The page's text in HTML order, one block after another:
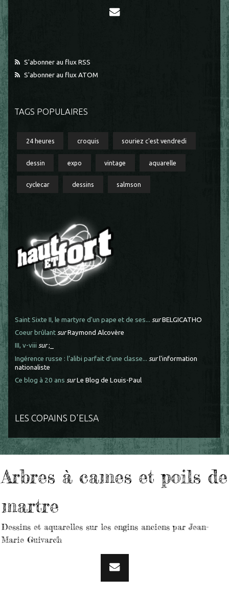
S'abonner au flux RSS
S'abonner au flux ATOM
TAGS POPULAIRES
24 heures croquis souriez c'est vendredi
dessin expo vintage aquarelle
cyclecar dessins salmson
Saint Sixte II, le martyre d'un pape et de ses... surBELGICATHO
Coeur brûlant surRaymond Alcovère
III, v-viii sur;_
Ingérence russe : l’alibi parfait d’une classe... surl'information
nationaliste
Ce blog à 20 ans surLe Blog de Louis-Paul
LES COPAINS D'ELSA
Arbres à cames et poils de
martre
Dessins et aquarelles sur les engins anciens par Jean-
Marie Guivarc'h